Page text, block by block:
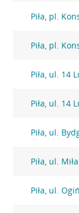
Piła, pl.
Piła, pl.
Piła, ul. 14
Piła, ul. 14
Piła, ul.
Piła, ul.
Piła, ul.